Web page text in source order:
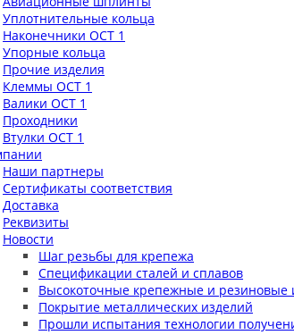
Уплотнительные кольца
Наконечники ОСТ 1
Упорные кольца
Прочие изделия
Клеммы ОСТ 1
Валики ОСТ 1
Проходники
Втулки ОСТ 1
Наши партнеры
Сертификаты соответствия
Доставка
Реквизиты
Новости
Шаг резьбы для крепежа
Спецификации сталей и сплавов
Высокоточные крепежные и резиновые
Покрытие металлических изделий
Прошли испытания технологии